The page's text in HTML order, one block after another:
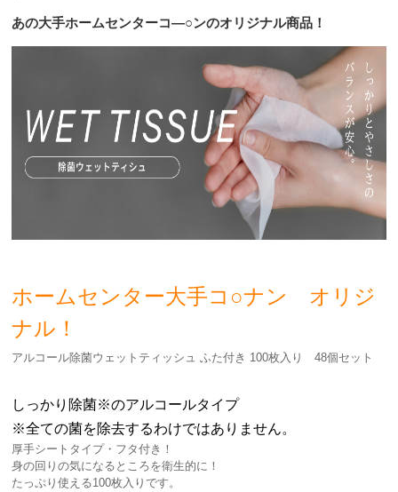
あの大手ホームセンターコ―○ンのオリジナル商品！
ホームセンター大手コ○ナン オリジ
ナル！
アルコール除菌ウェットティッシュ ふた付き 100枚入り 48個セット
しっかり除菌※のアルコールタイプ
※全ての菌を除去するわけではありません。
厚手シートタイプ・フタ付き！
身の回りの気になるところを衛生的に！
たっぷり使える100枚入りです。